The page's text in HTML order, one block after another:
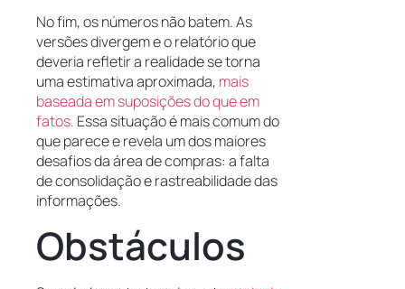
No fim, os números não batem. As
versões divergem e o relatório que
deveria refletir a realidade se torna
uma estimativa aproximada, mais
baseada em suposições do que em
fatos. Essa situação é mais comum do
que parece e revela um dos maiores
desafios da área de compras: a falta
de consolidação e rastreabilidade das
informações.
Obstáculos